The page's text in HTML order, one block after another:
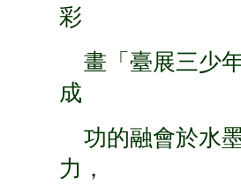
彩
畫「臺展三少
成
功的融會於水
力，